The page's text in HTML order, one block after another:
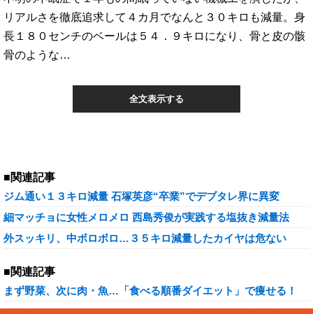
リアルさを徹底追求して４カ月でなんと３０キロも減量。身
長１８０センチのベールは５４．９キロになり、骨と皮の骸
骨のような…
全文表示する
■関連記事
ジム通い１３キロ減量 石塚英彦“卒業”でデブタレ界に異変
細マッチョに女性メロメロ 西島秀俊が実践する塩抜き減量法
外スッキリ、中ボロボロ…３５キロ減量したカイヤは危ない
■関連記事
まず野菜、次に肉・魚…「食べる順番ダイエット」で痩せる！